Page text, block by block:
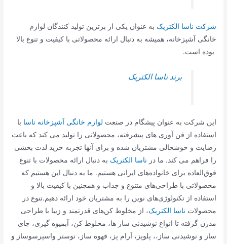
شرکت ناسا الکتریک به عنوان یکی از برترین تولید کنندگان لوازم
خانگی آشپزخانه، همیشه به دنبال ارائه محصولاتی با کیفیت و تنوع بالا
بوده است.
برند ناسا الکتریک
این شرکت به عنوان پیشگام در صنعتلوازم خانگی آشپزخانه ناسابا
استفاده از فن آوری های پیشرفته، محصولاتی را تولید می کند که باعث
رضایت و خوشحالی مشتریان شده و برای آنها تجربه خرید لذت بخشی
را فراهم می کند. ما درناسا الکتریک به دنبال ارائه محصولات با تنوع
فوق‌العاده برای خانواده‌های ایرانی هستیم. ما به دنبال این هستیم که
محصولاتی با طراحی‌های متنوع و جذاب و همچنین با کیفیت بالا و
استفاده از تکنولوژی‌های نوین را به مشتریان خود ارائه دهیم.تنوع در
محصولاتناسا الکتریک ، از مخلوط کن‌های قدرتمند و زیبا با طراحی
مدرن گرفته تا انواع نوشیدنی ساز ها، مخلوط کن، آبمیوه گیری، چای
ساز و نوشیدنی ساز،، پلوپز، آرام پز، قهوه ساز، توستر واسپرسوساز و